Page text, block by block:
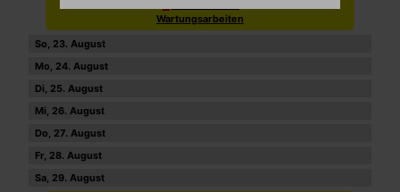
Wartungsarbeiten
23
24
25
26
27
28
29